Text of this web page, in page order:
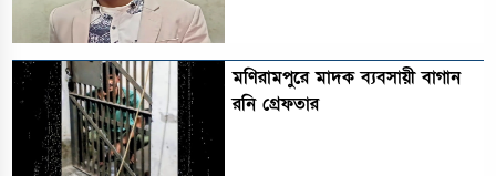
মণিরামপুরে মাদক ব্যবসায়ী বাগান
রনি গ্রেফতার